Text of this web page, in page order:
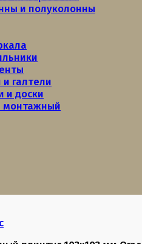
и полуколонны
галтели
и доски
монтажный